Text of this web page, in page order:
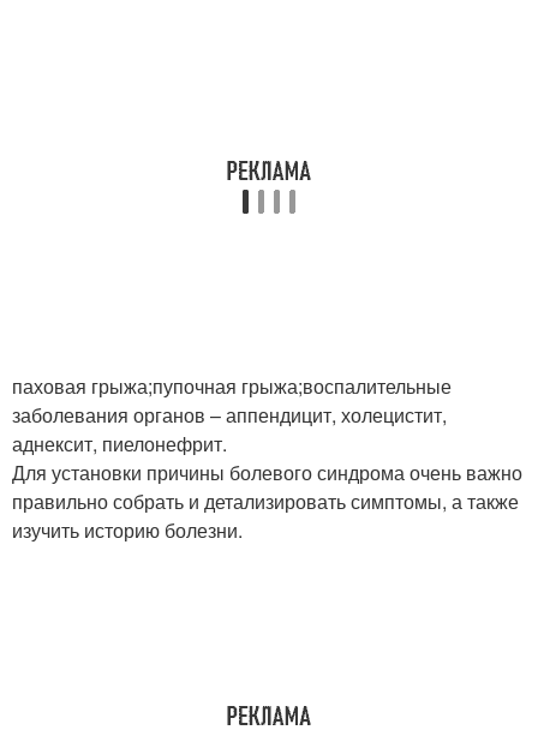
паховая грыжа;пупочная грыжа;воспалительные
заболевания органов – аппендицит, холецистит,
аднексит, пиелонефрит.
Для установки причины болевого синдрома очень важно
правильно собрать и детализировать симптомы, а также
изучить историю болезни.